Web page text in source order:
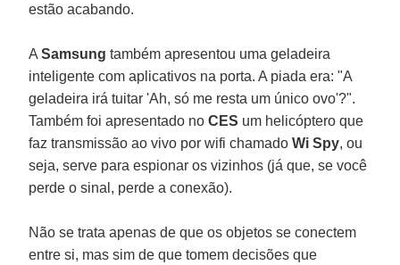
estão acabando.
ASamsungtambém apresentou uma geladeira
inteligente com aplicativos na porta. A piada era: "A
geladeira irá tuitar 'Ah, só me resta um único ovo'?".
Também foi apresentado noCES um helicóptero que
faz transmissão ao vivo por wifi chamadoWi Spy, ou
seja, serve para espionar os vizinhos (já que, se você
perde o sinal, perde a conexão).
Não se trata apenas de que os objetos se conectem
entre si, mas sim de que tomem decisões que